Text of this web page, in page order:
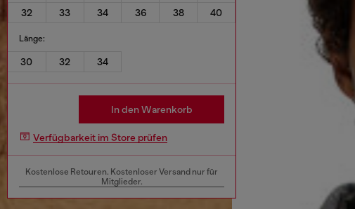
32
33 34 36 38 40
Länge:
30 32 34
In den Warenkorb
Verfügbarkeit im Store prüfen
Kostenlose Retouren. Kostenloser Versand nur für
Mitglieder.